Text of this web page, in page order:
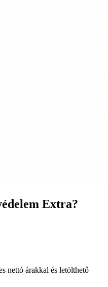
Extra?
nettó árakkal és letölthető